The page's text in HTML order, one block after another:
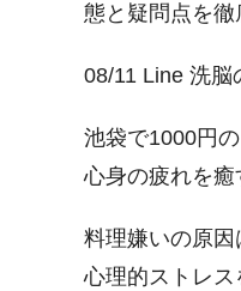
態と疑問点を徹
08/11 Line 洗脳
池袋で1000円
心身の疲れを癒
料理嫌いの原因
心理的ストレ